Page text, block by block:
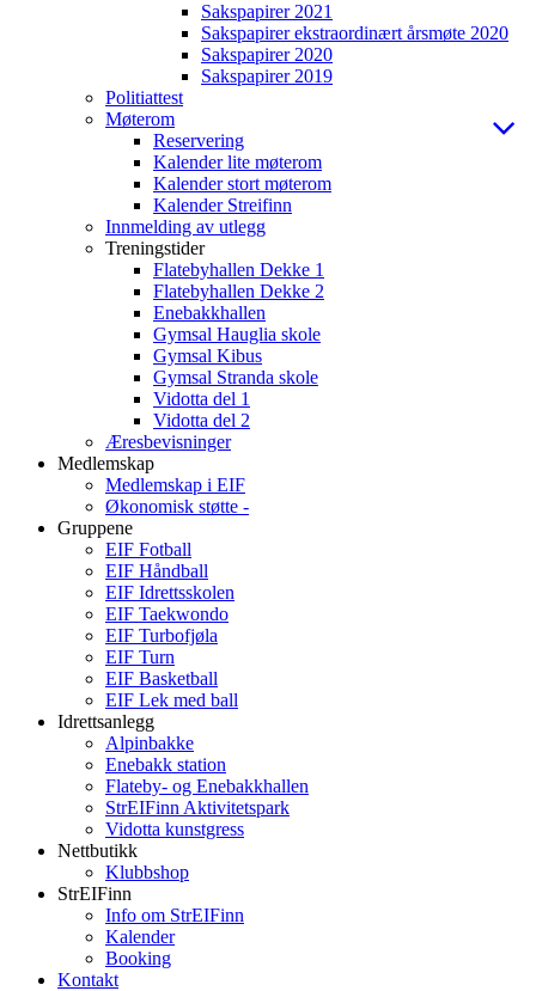
Sakspapirer 2021
Sakspapirer ekstraordinært årsmøte 2020
Sakspapirer 2020
Sakspapirer 2019
Politiattest
Møterom
Reservering
Kalender lite møterom
Kalender stort møterom
Kalender Streifinn
Innmelding av utlegg
Treningstider
Flatebyhallen Dekke 1
Flatebyhallen Dekke 2
Enebakkhallen
Gymsal Hauglia skole
Gymsal Kibus
Gymsal Stranda skole
Vidotta del 1
Vidotta del 2
Æresbevisninger
Medlemskap
Medlemskap i EIF
Økonomisk støtte -
Gruppene
EIF Fotball
EIF Håndball
EIF Idrettsskolen
EIF Taekwondo
EIF Turbofjøla
EIF Turn
EIF Basketball
EIF Lek med ball
Idrettsanlegg
Alpinbakke
Enebakk station
Flateby- og Enebakkhallen
StrEIFinn Aktivitetspark
Vidotta kunstgress
Nettbutikk
Klubbshop
StrEIFinn
Info om StrEIFinn
Kalender
Booking
Kontakt